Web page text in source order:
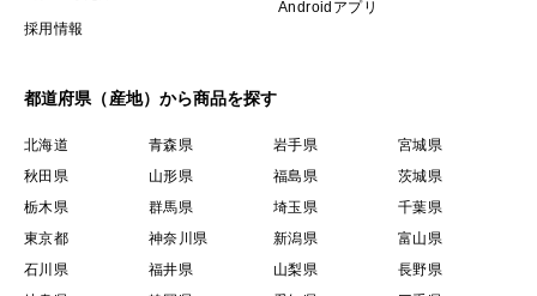
採用情報
Androidアプリ
都道府県（産地）から商品を探す
北海道 青森県 岩手県
宮城県
秋田県
山形県 福島県
茨城県
栃木県
群馬県 埼玉県
千葉県
東京都
神奈川県 新潟県
富山県
石川県
福井県 山梨県
長野県